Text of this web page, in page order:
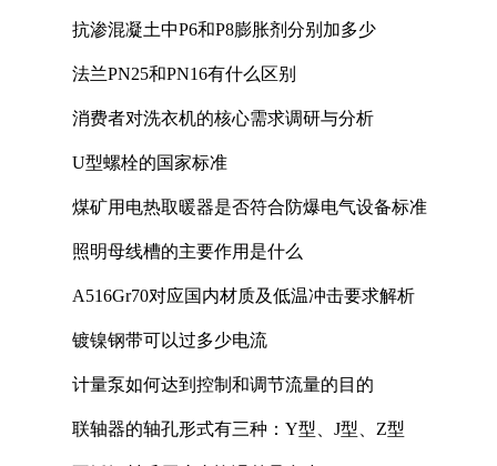
抗渗混凝土中P6和P8膨胀剂分别加多少
法兰PN25和PN16有什么区别
消费者对洗衣机的核心需求调研与分析
U型螺栓的国家标准
煤矿用电热取暖器是否符合防爆电气设备标准
照明母线槽的主要作用是什么
A516Gr70对应国内材质及低温冲击要求解析
镀镍钢带可以过多少电流
计量泵如何达到控制和调节流量的目的
联轴器的轴孔形式有三种：Y型、J型、Z型